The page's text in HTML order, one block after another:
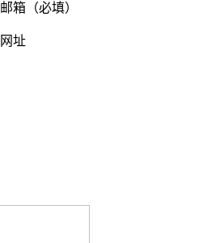
邮箱（必填）
网址